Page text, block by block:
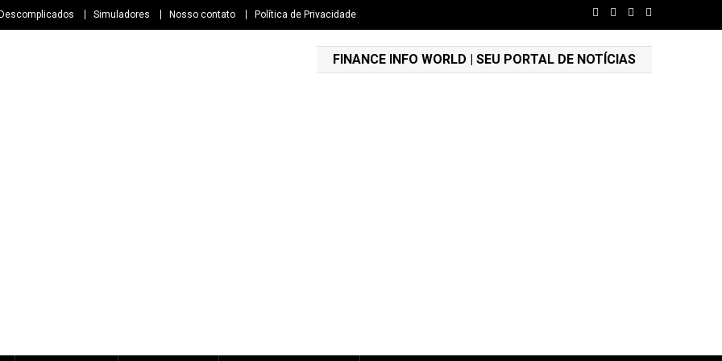
Simuladores Nosso contato Política de Privacidade
FINANCE INFO WORLD | SEU PORTAL DE NOTÍCIAS